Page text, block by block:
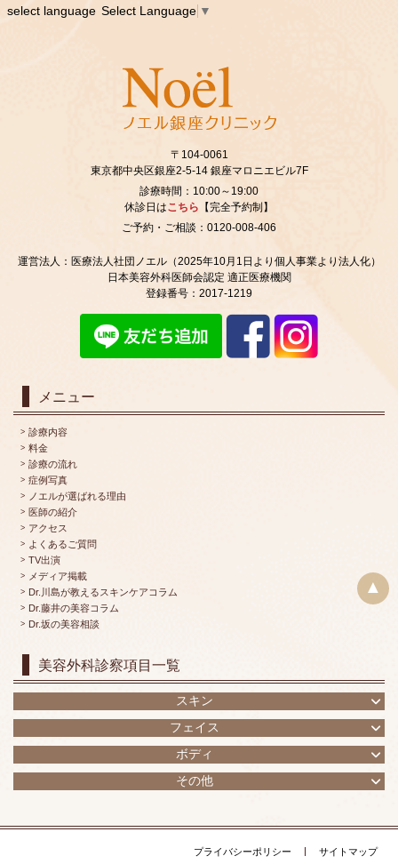
select language Select Language ▼
〒104-0061
東京都中央区銀座2‐5‐14 銀座マロニエビル7F
診療時間：10:00～19:00
休診日はこちら 【完全予約制】
ご予約・ご相談：0120-008-406
運営法人：医療法人社団ノエル（2025年10月1日より個人事業より法人化）
日本美容外科医師会認定 適正医療機関
登録番号：2017-1219
メニュー
診療内容
料金
診療の流れ
症例写真
ノエルが選ばれる理由
医師の紹介
アクセス
よくあるご質問
TV出演
メディア掲載
Dr.川島が教えるスキンケアコラム
Dr.藤井の美容コラム
Dr.坂の美容相談
美容外科診察項目一覧
スキン
フェイス
ボディ
その他
プライバシーポリシー サイトマップ
▲